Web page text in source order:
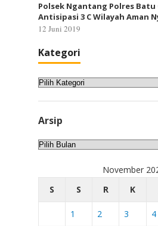
Polsek Ngantang Polres
Antisipasi 3 C Wilayah Aman
12 Juni 2019
Kategori
Kategori
Arsip
Arsip
November
S
S R K
1 2 3 4